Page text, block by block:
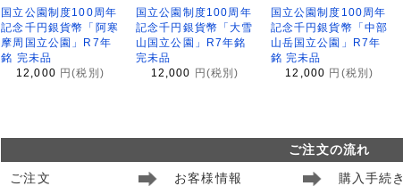
国立公園制度100周年
記念千円銀貨幣「阿寒
摩周国立公園」R7年
銘 完未品
12,000 円(税別)
国立公園制度100周年
記念千円銀貨幣「大雪
山国立公園」R7年銘
完未品
12,000 円(税別)
国立公園制度100周年
記念千円銀貨幣「中部
山岳国立公園」R7年
銘 完未品
12,000 円(税別)
ご注文の流れ
ご注文
お客様情報 購入手続き